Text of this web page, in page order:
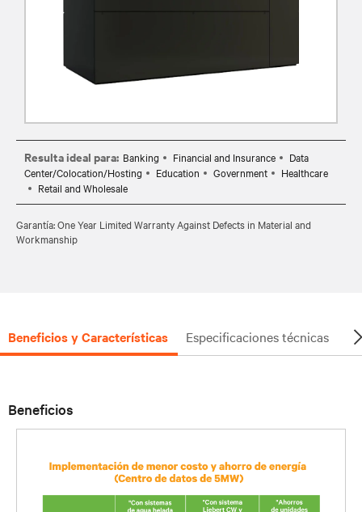
Resulta ideal para: Banking Financial and Insurance
Data
Center/Colocation/Hosting
Education Government
Healthcare
Retail and Wholesale
Garantía: One Year Limited Warranty Against Defects in Material and
Workmanship
Beneficios y Características Especificaciones técnicas
Beneficios